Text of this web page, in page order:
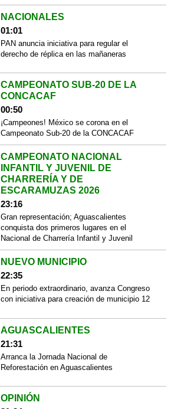
NACIONALES
01:01
PAN anuncia iniciativa para regular el
derecho de réplica en las mañaneras
CAMPEONATO SUB-20 DE LA
CONCACAF
00:50
¡Campeones! México se corona en el
Campeonato Sub-20 de la CONCACAF
CAMPEONATO NACIONAL
INFANTIL Y JUVENIL DE
CHARRERÍA Y DE
ESCARAMUZAS 2026
23:16
Gran representación; Aguascalientes
conquista dos primeros lugares en el
Nacional de Charrería Infantil y Juvenil
NUEVO MUNICIPIO
22:35
En periodo extraordinario, avanza Congreso
con iniciativa para creación de municipio 12
AGUASCALIENTES
21:31
Arranca la Jornada Nacional de
Reforestación en Aguascalientes
OPINIÓN